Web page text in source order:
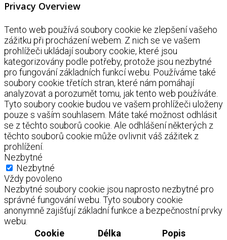
Privacy Overview
Tento web používá soubory cookie ke zlepšení vašeho
zážitku při procházení webem. Z nich se ve vašem
prohlížeči ukládají soubory cookie, které jsou
kategorizovány podle potřeby, protože jsou nezbytné
pro fungování základních funkcí webu. Používáme také
soubory cookie třetích stran, které nám pomáhají
analyzovat a porozumět tomu, jak tento web používáte.
Tyto soubory cookie budou ve vašem prohlížeči uloženy
pouze s vaším souhlasem. Máte také možnost odhlásit
se z těchto souborů cookie. Ale odhlášení některých z
těchto souborů cookie může ovlivnit váš zážitek z
prohlížení.
Nezbytné
Nezbytné
Vždy povoleno
Nezbytné soubory cookie jsou naprosto nezbytné pro
správné fungování webu. Tyto soubory cookie
anonymně zajišťují základní funkce a bezpečnostní prvky
webu.
Cookie
Délka Popis